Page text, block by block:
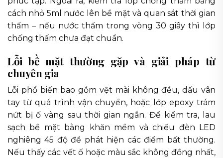
cách nhỏ 5ml nước lên bề mặt và quan sát thời gian
thấm – nếu nước thấm trong vòng 30 giây thì lớp
chống thấm chưa đạt chuẩn.
Lỗi bề mặt thường gặp và giải pháp từ
chuyên gia
Lỗi phổ biến bao gồm vệt mài không đều, dấu vân
tay từ quá trình vận chuyển, hoặc lớp epoxy trám
nứt bị ố vàng sau thời gian ngắn. Để kiểm tra, lau
sạch bề mặt bằng khăn mềm và chiếu đèn LED
nghiêng 45 độ để phát hiện các điểm bất thường.
Nếu thấy các vết ố hoặc màu sắc không đồng nhất,